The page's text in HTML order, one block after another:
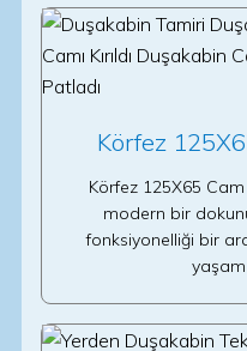
Körfez
Körfez 125X65
modern bir
fonksiyonelliği bir
yaşam